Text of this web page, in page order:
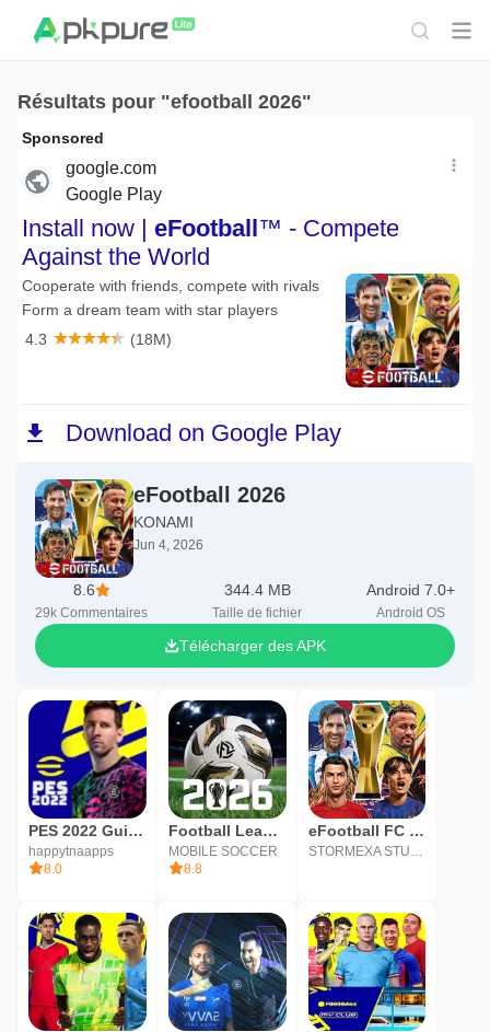
Résultats pour "efootball 2026"
eFootball 2026
KONAMI
Jun 4, 2026
8.6
29k Commentaires
344.4 MB
Taille de fichier
Android 7.0+
Android OS
Télécharger des APK
PES 2022 Guide - eFootball Hints
happytnaapps
8.0
Football League 2026
MOBILE SOCCER
8.8
eFootball FC Soccer Mobile 26
STORMEXA STUDIO (SMC-PRIVATE) LIMITED